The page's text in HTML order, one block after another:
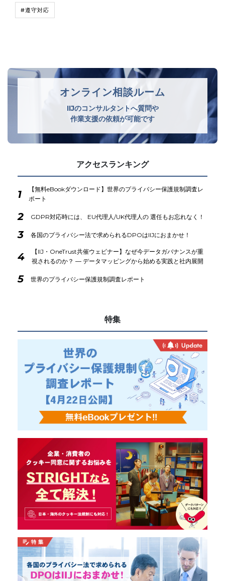
#遵守対応
オンライン相談ルーム
IIJのコンサルタントへ質問や
作業支援の依頼が可能です
アクセスランキング
1
【無料eBookダウンロード】世界のプライバシー保護規制調査レ
ポート
2 GDPR対応時には、 EU代理人/UK代理人の 選任もお忘れなく！
3 各国のプライバシー法で求められるDPOはIIJにおまかせ！
4
【IIJ・OneTrust共催ウェビナー】なぜ今データガバナンスが重
視されるのか？ ― データマッピングから始める実践と社内展開
5 世界のプライバシー保護規制調査レポート
特集